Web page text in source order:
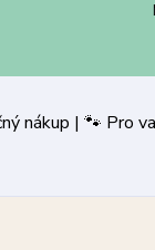
nákup |